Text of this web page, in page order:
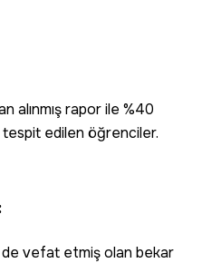
alınmış rapor ile %40
edilen öğrenciler.
de vefat etmiş olan bekar